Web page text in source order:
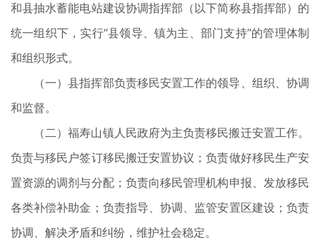
和县抽水蓄能电站建设协调指挥部（以下简称县指挥部）的
统一组织下，实行“县领导、镇为主、部门支持”的管理体制
和组织形式。
（一）县指挥部负责移民安置工作的领导、组织、协调
和监督。
（二）福寿山镇人民政府为主负责移民搬迁安置工作。
负责与移民户签订移民搬迁安置协议；负责做好移民生产安
置资源的调剂与分配；负责向移民管理机构申报、发放移民
各类补偿补助金；负责指导、协调、监管安置区建设；负责
协调、解决矛盾和纠纷，维护社会稳定。